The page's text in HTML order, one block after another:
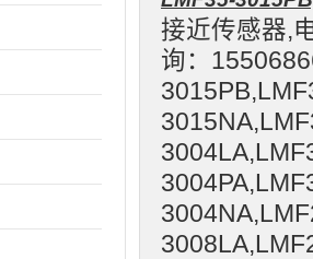
接近传感器,
询：